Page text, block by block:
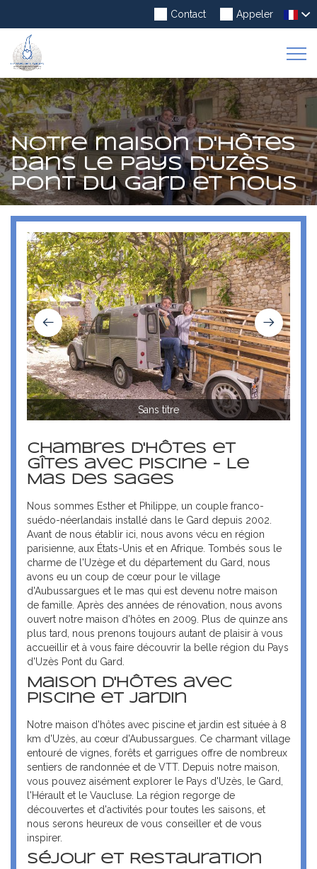
Appeler
Contact
Notre maison d'hôtes
dans le Pays d'Uzès
Pont du Gard et nous
Sans titre
Chambres d'hôtes et
gîtes avec Piscine - Le
Mas des Sages
Nous sommes Esther et Philippe, un couple franco-
suédo-néerlandais installé dans le Gard depuis 2002.
Avant de nous établir ici, nous avons vécu en région
parisienne, aux États-Unis et en Afrique. Tombés sous le
charme de l'Uzège et du département du Gard, nous
avons eu un coup de cœur pour le village
d'Aubussargues et le mas qui est devenu notre maison
de famille. Après des années de rénovation, nous avons
ouvert notre maison d'hôtes en 2009. Plus de quinze ans
plus tard, nous prenons toujours autant de plaisir à vous
accueillir et à vous faire découvrir la belle région du Pays
d'Uzès Pont du Gard.
Maison d'Hôtes avec
Piscine et Jardin
Notre maison d'hôtes avec piscine et jardin est située à 8
km d'Uzès, au cœur d'Aubussargues. Ce charmant village
entouré de vignes, forêts et garrigues offre de nombreux
sentiers de randonnée et de VTT. Depuis notre maison,
vous pouvez aisément explorer le Pays d'Uzès, le Gard,
l'Hérault et le Vaucluse. La région regorge de
découvertes et d'activités pour toutes les saisons, et
nous serons heureux de vous conseiller et de vous
inspirer.
Séjour et Restauration